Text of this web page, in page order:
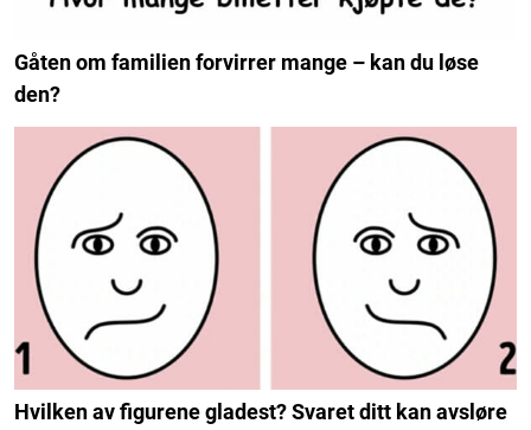
Gåten om familien forvirrer mange – kan du løse
den?
Hvilken av figurene gladest? Svaret ditt kan avsløre